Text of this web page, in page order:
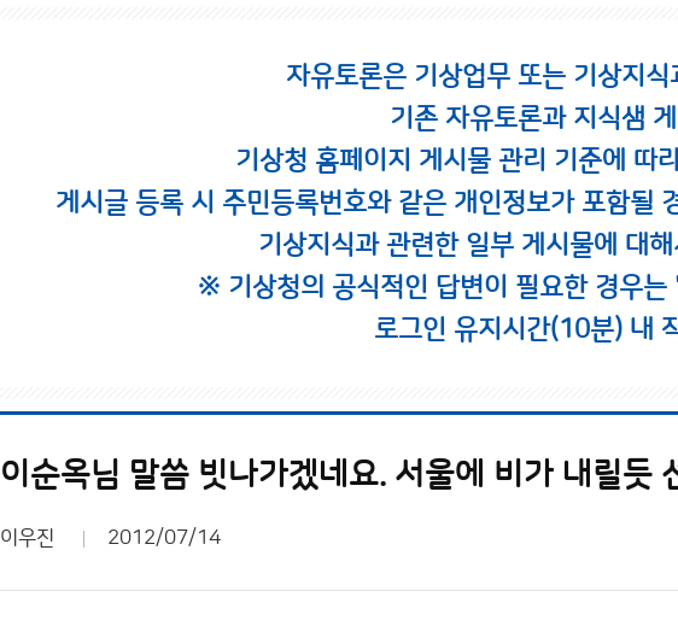
자유토론은 기상업무 또는 기상지
기존 자유토론과 지식샘
기상청 홈페이지 게시물 관리 기준에 따
게시글 등록 시 주민등록번호와 같은 개인정보가 포함될
기상지식과 관련한 일부 게시물에 대
※ 기상청의 공식적인 답변이 필요한 경우는
로그인 유지시간(10분) 내
이순옥님 말씀 빗나가겠네요. 서울에 비가 내릴듯
이우진 2012/07/14